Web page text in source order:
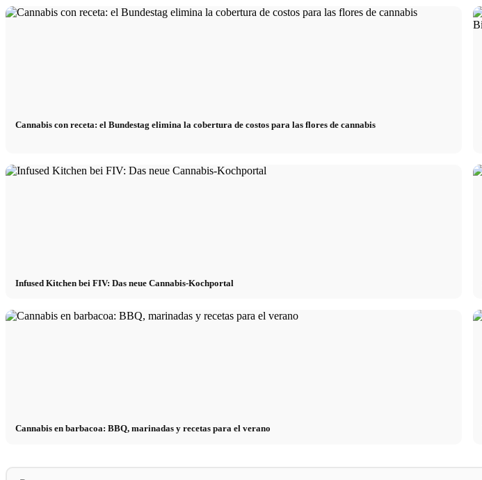
Cannabis con receta: el Bundestag elimina la cobertura de costos para las flores de cannabis
Infused Kitchen bei FIV: Das neue Cannabis-Kochportal
Cannabis en barbacoa: BBQ, marinadas y recetas para el verano